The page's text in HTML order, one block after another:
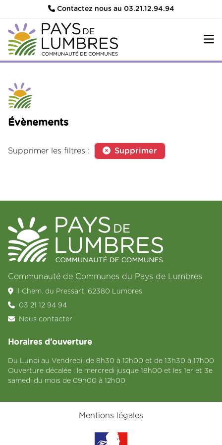
Contactez nous au 03.21.12.94.94
Évènements
Supprimer les filtres : Supprimer
Communauté de Communes du Pays de Lumbres
1 Chem. du Pressart, 62380 Lumbres
03 21 12 94 94
Nous contacter
Horaires d'ouverture
Du Lundi au Vendredi, de 8h30 à 12h00 et de 13h30 à 17h00
Ouverture décalée : le mercredi jusque 18h00 et les 1er et 3e
samedi du mois de 09h00 à 12h00
Mentions légales